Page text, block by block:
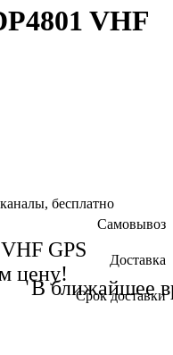
VHF
GPS
цену!
В ближайшее
бесплатно
Самовывоз
Доставка
Cрок доставки